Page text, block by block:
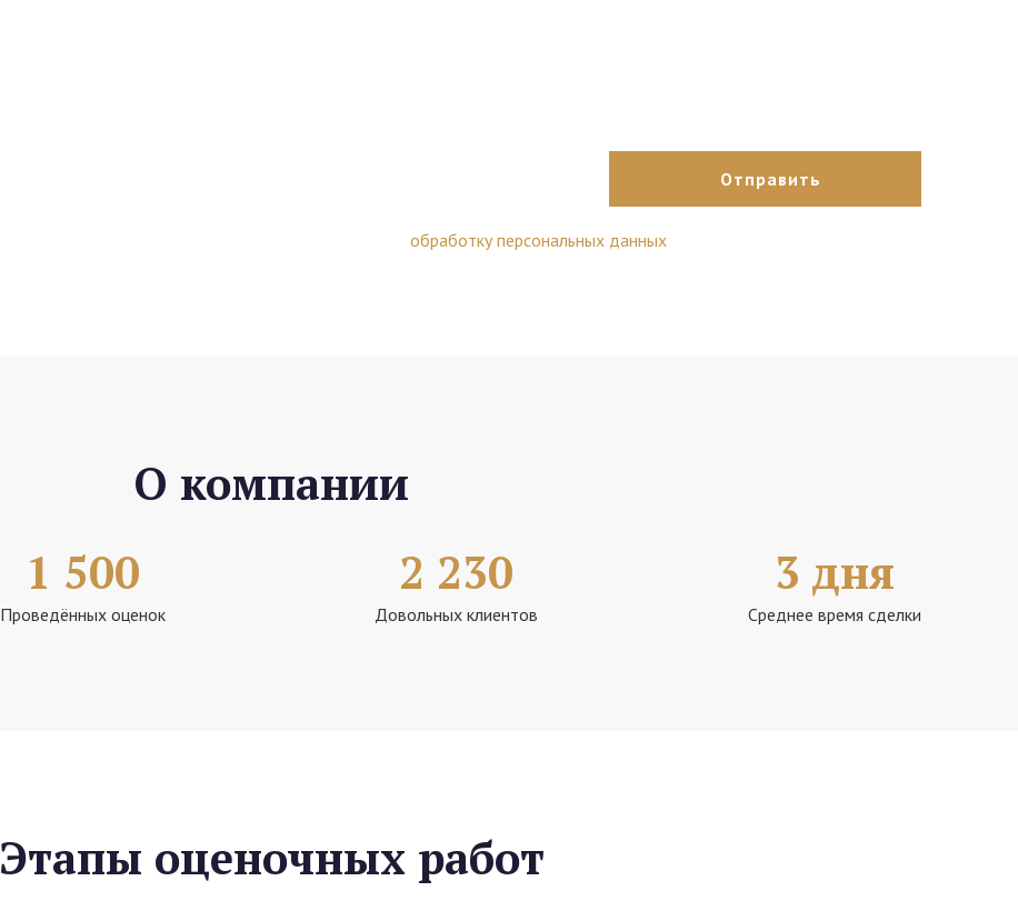
обработку персональных данных.
О компании
1 500
Проведённых оценок
2 230
Довольных клиентов
3 дня
Среднее время сделки
Этапы оценочных работ